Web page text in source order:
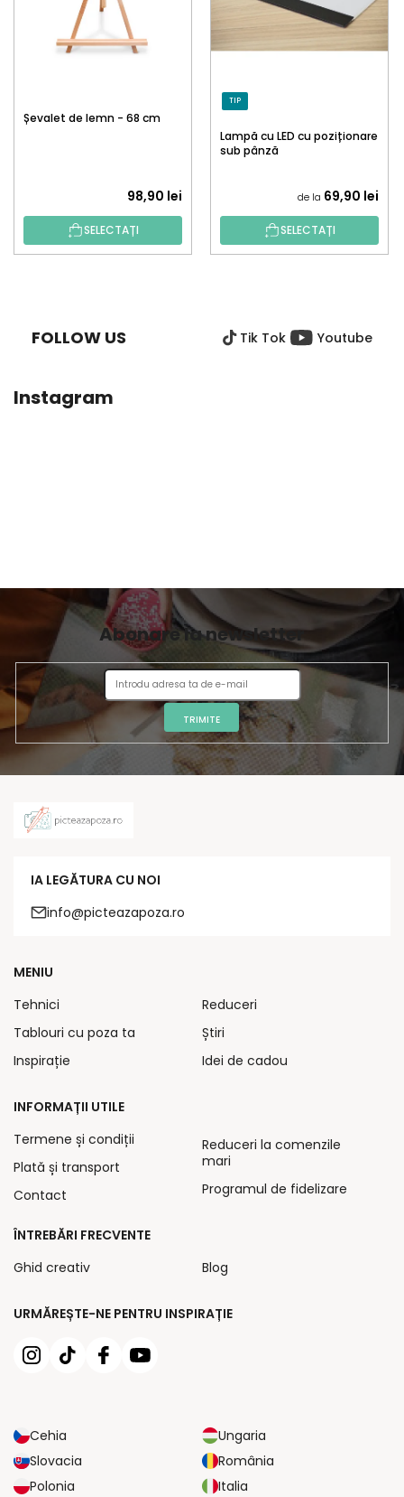
Șevalet de lemn - 68 cm
98,90 lei
SELECTAȚI
TIP
Lampă cu LED cu poziționare
sub pânză
de la 69,90 lei
SELECTAȚI
FOLLOW US Tik Tok Youtube
Instagram
Abonare la newsletter
TRIMITE
IA LEGĂTURA CU NOI
info@picteazapoza.ro
URMĂREȘTE-NE PENTRU INSPIRAȚIE
Cehia
Ungaria
Slovacia
România
Polonia
Italia
MENIU
Tehnici
Tablouri cu poza ta
Inspirație
Reduceri
Știri
Idei de cadou
INFORMAȚII UTILE
Termene și condiții
Plată și transport
Contact
Reduceri la comenzile
mari
Programul de fidelizare
ÎNTREBĂRI FRECVENTE
Ghid creativ
Blog